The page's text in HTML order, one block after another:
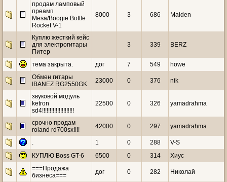
продам ламповый
преамп
Mesa/Boogie Bottle
Rocket V-1
8000 3 686 Maiden
Куплю жесткий кейс
для электрогитары
Питер
3 339 BERZ
тема закрыта. дог 7 549
howe
Обмен гитары
IBANEZ RG2550GK
23000 0 376 nik
звуковой модуль
ketron
sd4!!!!!!!!!!!!!!!!!!!!!
22500 0 326 yamadrahma
срочно продам
roland rd700sx!!!!
42000 0 297 yamadrahma
. 1 0 288
V-S
КУПЛЮ Boss GT-6
6500 0 314
Хиус
===Продажа
бизнеса===
дог 0 282 Николай